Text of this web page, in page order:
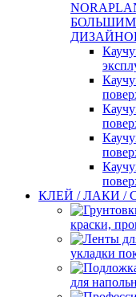
БОЛЬШИМ
КЛЕЙ / ЛАКИ /
краски,
укладки
для